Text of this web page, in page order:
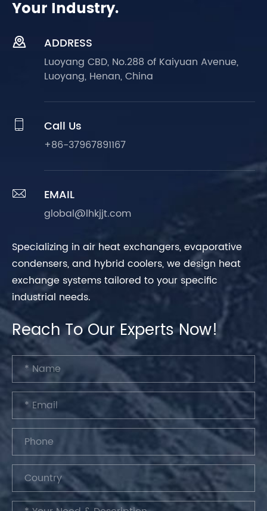
Your Industry.
 ADDRESS
Luoyang CBD, No.288 of Kaiyuan Avenue,
Luoyang, Henan, China
 Call Us
+86-37967891167
 EMAIL
global@lhkjjt.com
Specializing in air heat exchangers, evaporative
condensers, and hybrid coolers, we design heat
exchange systems tailored to your specific
industrial needs.
Reach To Our Experts Now!